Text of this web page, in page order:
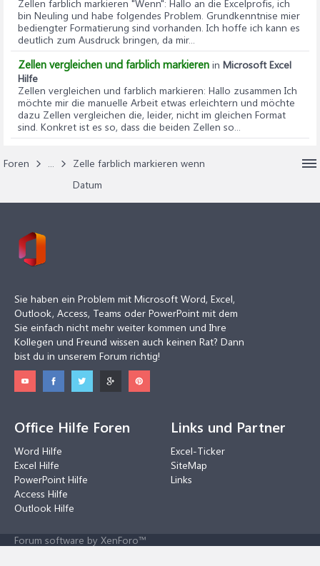
Zellen farblich markieren "Wenn": Hallo an die Excelprofis, ich
bin Neuling und habe folgendes Problem. Grundkenntnise mier
bediengter Formatierung sind vorhanden. Ich hoffe ich kann es
deutlich zum Ausdruck bringen, da mir...
Zellen vergleichen und farblich markieren in Microsoft Excel
Hilfe
Zellen vergleichen und farblich markieren: Hallo zusammen Ich
möchte mir die manuelle Arbeit etwas erleichtern und möchte
dazu Zellen vergleichen die, leider, nicht im gleichen Format
sind. Konkret ist es so, dass die beiden Zellen so...
Foren ...
Zelle farblich markieren wenn
Datum
Sie haben ein Problem mit Microsoft Word, Excel,
Outlook, Access, Teams oder PowerPoint mit dem
Sie einfach nicht mehr weiter kommen und Ihre
Kollegen und Freund wissen auch keinen Rat? Dann
bist du in unserem Forum richtig!
Office Hilfe Foren
Word Hilfe
Excel Hilfe
PowerPoint Hilfe
Access Hilfe
Outlook Hilfe
Links und Partner
Excel-Ticker
SiteMap
Links
Forum software by XenForo™